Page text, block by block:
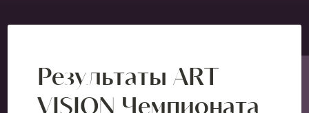
Результаты ART
VISION Чемпионата